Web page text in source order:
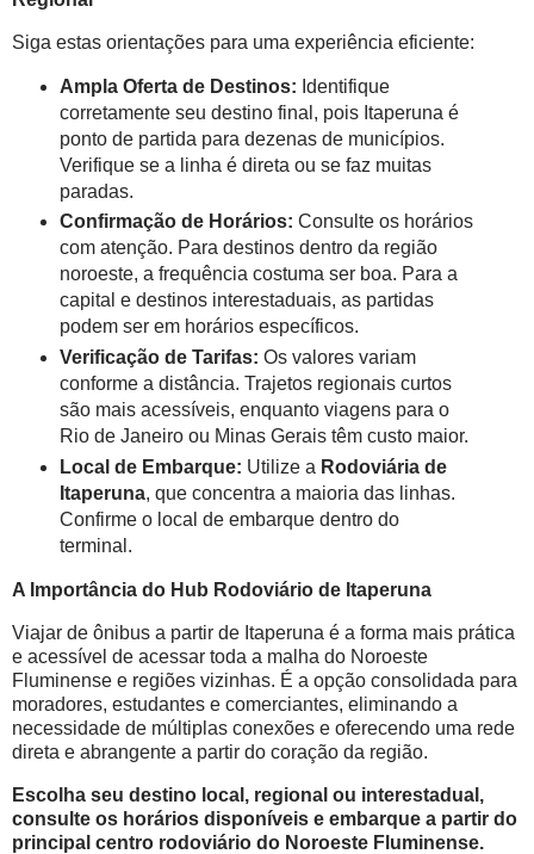
Siga estas orientações para uma experiência eficiente:
Ampla Oferta de Destinos: Identifique
corretamente seu destino final, pois Itaperuna é
ponto de partida para dezenas de municípios.
Verifique se a linha é direta ou se faz muitas
paradas.
Confirmação de Horários: Consulte os horários
com atenção. Para destinos dentro da região
noroeste, a frequência costuma ser boa. Para a
capital e destinos interestaduais, as partidas
podem ser em horários específicos.
Verificação de Tarifas: Os valores variam
conforme a distância. Trajetos regionais curtos
são mais acessíveis, enquanto viagens para o
Rio de Janeiro ou Minas Gerais têm custo maior.
Local de Embarque: Utilize a Rodoviária de
Itaperuna, que concentra a maioria das linhas.
Confirme o local de embarque dentro do
terminal.
A Importância do Hub Rodoviário de Itaperuna
Viajar de ônibus a partir de Itaperuna é a forma mais prática
e acessível de acessar toda a malha do Noroeste
Fluminense e regiões vizinhas. É a opção consolidada para
moradores, estudantes e comerciantes, eliminando a
necessidade de múltiplas conexões e oferecendo uma rede
direta e abrangente a partir do coração da região.
Escolha seu destino local, regional ou interestadual,
consulte os horários disponíveis e embarque a partir do
principal centro rodoviário do Noroeste Fluminense.